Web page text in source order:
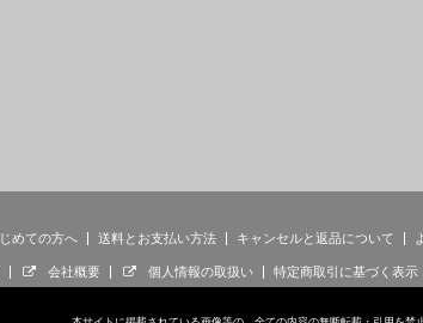
めての方へ 送料とお支払い方法 キャンセルと返品について
会社概要 個人情報の取扱い 特定商取引に基づく表示